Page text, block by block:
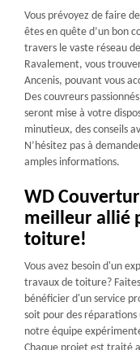
Vous prévoyez de faire
êtes en quête d’un bon
travers le vaste réseau
Ravalement, vous
Ancenis, pouvant vous
Des couvreurs
seront mise à votre
minutieux, des conseils
N’hésitez pas à
amples informations.
WD
meilleur allié
toiture!
Vous avez besoin d'un
travaux de toiture?
bénéficier d'un service
soit pour des
notre équipe
Chaque projet est traité